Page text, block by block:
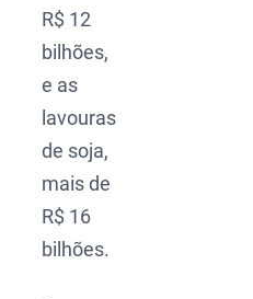
R$ 12
bilhões,
e as
lavouras
de soja,
mais de
R$ 16
bilhões.